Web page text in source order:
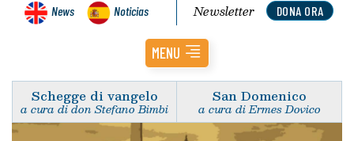
News Noticias DONA ORA
Newsletter
MENU
Schegge di vangelo
a cura di don Stefano Bimbi
San Domenico
a cura di Ermes Dovico